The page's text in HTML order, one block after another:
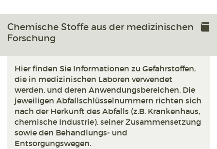
Chemische Stoffe aus der medizinischen
Forschung
Hier finden Sie Informationen zu Gefahrstoffen,
die in medizinischen Laboren verwendet
werden, und deren Anwendungsbereichen. Die
jeweiligen Abfallschlüsselnummern richten sich
nach der Herkunft des Abfalls (z.B. Krankenhaus,
chemische Industrie), seiner Zusammensetzung
sowie den Behandlungs- und
Entsorgungswegen.